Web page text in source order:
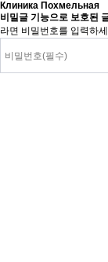
Клиника Похмельная
비밀글 기능으로 보호된
라면 비밀번호를 입력하